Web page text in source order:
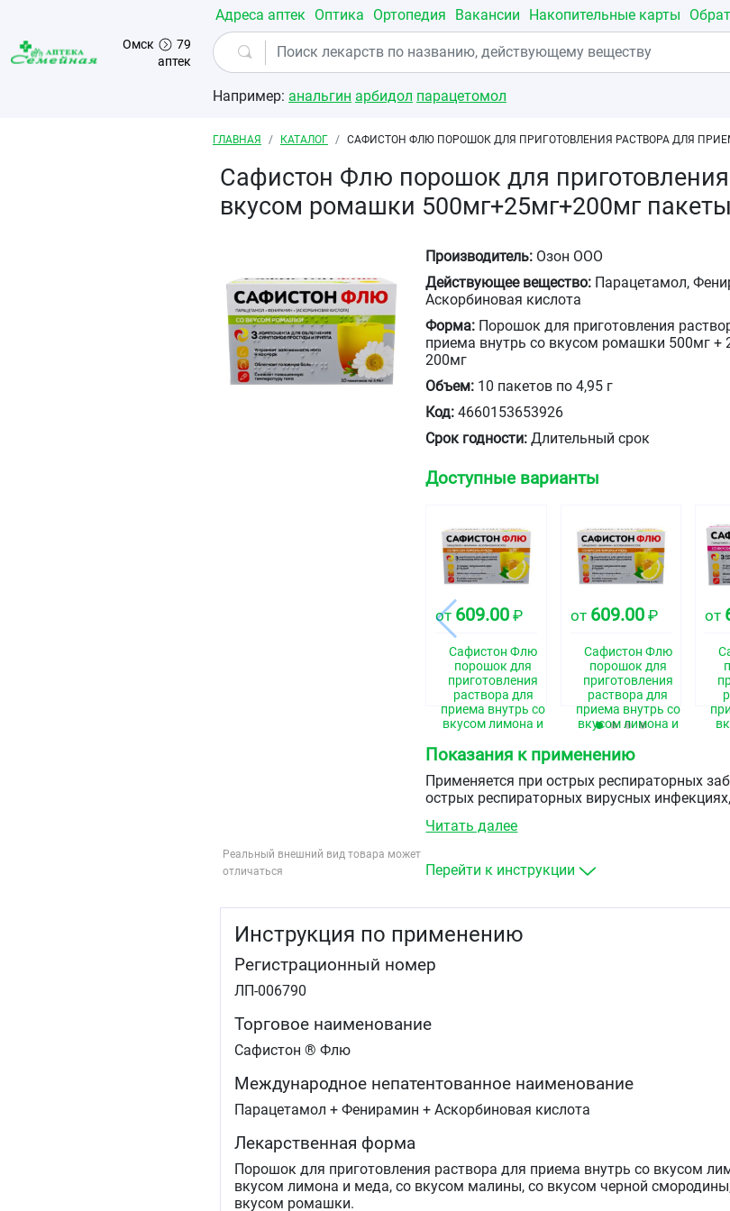
Перейти к основному содержанию
Омск
79
аптек
Адреса аптек Оптика Ортопедия Вакансии Накопительные карты
Например: анальгин арбидол парацетомол
Строка навигации
ГЛАВНАЯ КАТАЛОГ САФИСТОН ФЛЮ ПОРОШОК ДЛЯ ПРИГОТОВЛЕНИЯ РАСТВОРА ДЛЯ
Сафистон Флю порошок для
вкусом ромашки 500мг+25мг+200мг
Реальный внешний вид товара может
отличаться
Производитель: Озон ООО
Действующее вещество: Парацетамол,
Аскорбиновая кислота
Форма: Порошок для приготовления
приема внутрь со вкусом ромашки 500мг +
200мг
Объем: 10 пакетов по 4,95 г
Код: 4660153653926
Срок годности: Длительный срок
Доступные варианты
от 609.00 ₽
Сафистон Флю
порошок для
приготовления
раствора для
приема внутрь со
вкусом лимона и
500мг+25мг+200мг
пакеты 4,95г №10
от 609.00₽
Сафистон Флю
порошок для
приготовления
раствора для
приема внутрь со
вкусом лимона и
500мг+25мг+200мг
от
Показания к применению
Применяется при острых респираторных
острых респираторных вирусных инфекциях,
головная боль
повышенная температура тела
Читать далее
Перейти к инструкции
Инструкция по применению
Регистрационный номер
ЛП-006790
Торговое наименование
Сафистон ® Флю
Международное непатентованное наименование
Парацетамол + Фенирамин + Аскорбиновая кислота
Лекарственная форма
Порошок для приготовления раствора для приема внутрь со вкусом
вкусом лимона и меда, со вкусом малины, со вкусом черной
вкусом ромашки.